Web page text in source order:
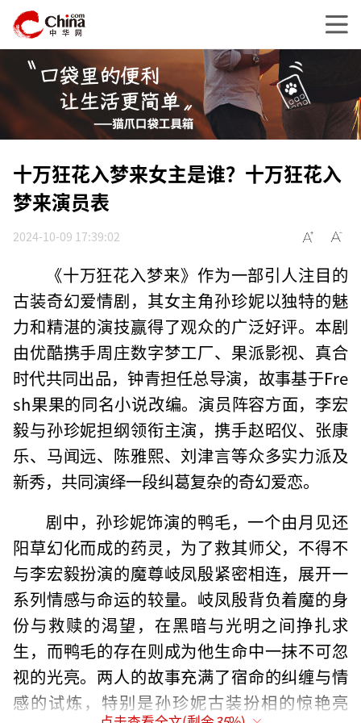
十万狂花入梦来女主是谁？十万狂花入
梦来演员表
2024-10-09 17:39:02
《十万狂花入梦来》作为一部引人注目的
古装奇幻爱情剧，其女主角孙珍妮以独特的魅
力和精湛的演技赢得了观众的广泛好评。本剧
由优酷携手周庄数字梦工厂、果派影视、真合
时代共同出品，钟青担任总导演，故事基于Fre
sh果果的同名小说改编。演员阵容方面，李宏
毅与孙珍妮担纲领衔主演，携手赵昭仪、张康
乐、马闻远、陈雅熙、刘津言等众多实力派及
新秀，共同演绎一段纠葛复杂的奇幻爱恋。
剧中，孙珍妮饰演的鸭毛，一个由月见还
阳草幻化而成的药灵，为了救其师父，不得不
与李宏毅扮演的魔尊岐凤殷紧密相连，展开一
系列情感与命运的较量。岐凤殷背负着魔的身
份与救赎的渴望，在黑暗与光明之间挣扎求
生，而鸭毛的存在则成为他生命中一抹不可忽
视的光亮。两人的故事充满了宿命的纠缠与情
感的试炼，特别是孙珍妮古装扮相的惊艳亮